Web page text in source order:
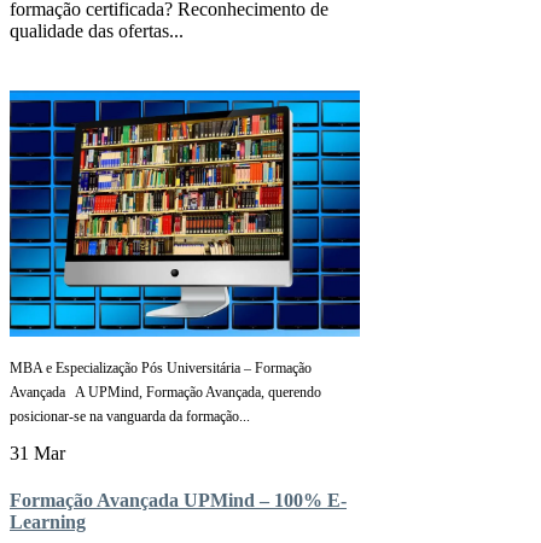
formação certificada? Reconhecimento de
qualidade das ofertas...
MBA e Especialização Pós Universitária – Formação
Avançada A UPMind, Formação Avançada, querendo
posicionar-se na vanguarda da formação...
31 Mar
Formação Avançada UPMind – 100% E-
Learning